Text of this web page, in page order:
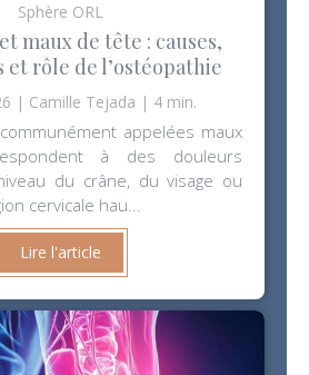
Sphère ORL
maux de tête : causes,
et rôle de l’ostéopathie
Camille Tejada 4 min.
appelées maux
à des douleurs
du crâne, du visage ou
cervicale hau...
Lire l'article